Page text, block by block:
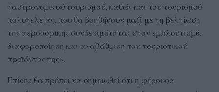
γαστρονομικού τουρισμού, καθώς και του τουρισμού
πολυτελείας, που θα βοηθήσουν μαζί με τη βελτίωση
της αεροπορικής συνδεσιμότητας στον εμπλουτισμό,
διαφοροποίηση και αναβάθμιση του τουριστικού
προϊόντος της».
Επίσης θα πρέπει να σημειωθεί ότι η φέρουσα